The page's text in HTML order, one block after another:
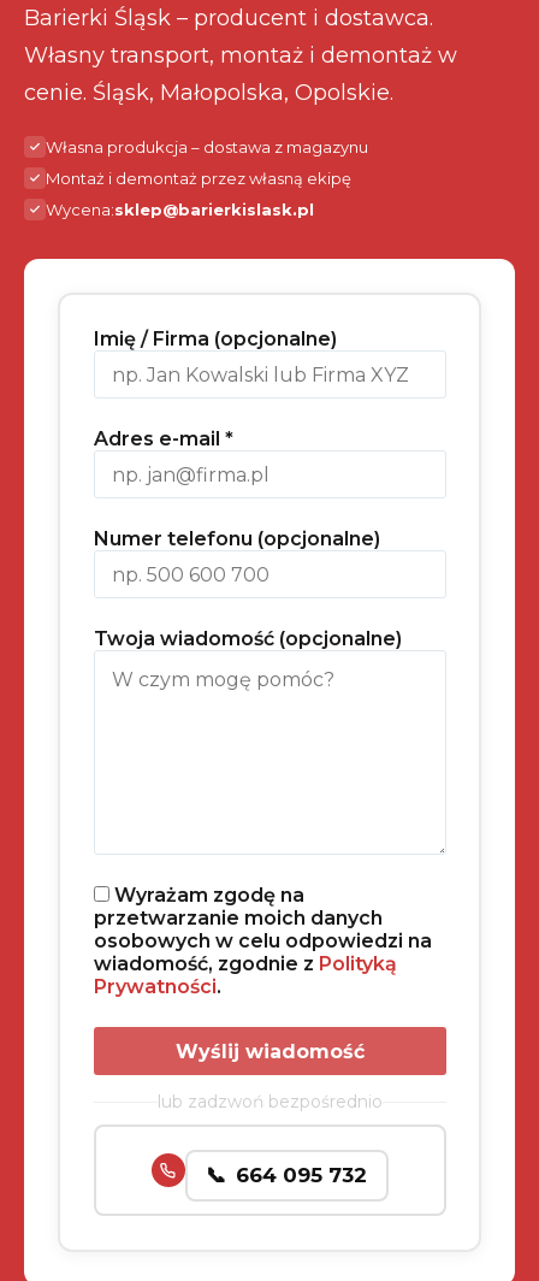
Barierki Śląsk – producent i dostawca.
Własny transport, montaż i demontaż w
cenie. Śląsk, Małopolska, Opolskie.
Własna produkcja – dostawa z magazynu
Montaż i demontaż przez własną ekipę
Wycena:sklep@barierkislask.pl
Imię / Firma (opcjonalne)
Adres e-mail *
Numer telefonu (opcjonalne)
Twoja wiadomość (opcjonalne)
Wyrażam zgodę na
przetwarzanie moich danych
osobowych w celu odpowiedzi na
wiadomość, zgodnie z Polityką
Prywatności.
lub zadzwoń bezpośrednio
664 095 732